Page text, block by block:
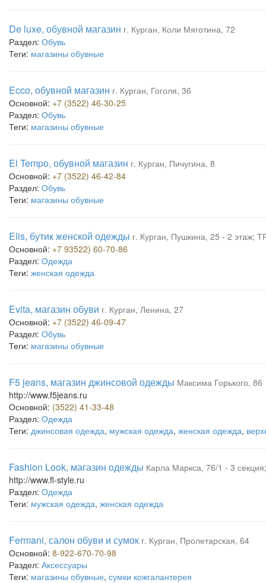
De luxe, обувной магазин г. Курган, Коли Мяготина, 72
Раздел: Обувь
Теги: магазины обувные
Ecco, обувной магазин г. Курган, Гоголя, 36
Основной: +7 (3522) 46-30-25
Раздел: Обувь
Теги: магазины обувные
El Tempo, обувной магазин г. Курган, Пичугина, 8
Основной: +7 (3522) 46-42-84
Раздел: Обувь
Теги: магазины обувные
Elis, бутик женской одежды г. Курган, Пушкина, 25 - 2 этаж;
Основной: +7 93522) 60-70-86
Раздел: Одежда
Теги: женская одежда
Evita, магазин обуви г. Курган, Ленина, 27
Основной: +7 (3522) 46-09-47
Раздел: Обувь
Теги: магазины обувные
F5 jeans, магазин джинсовой одежды Максима Горького, 86
http://www.f5jeans.ru
Основной: (3522) 41-33-48
Раздел: Одежда
Теги: джинсовая одежда, мужская одежда, женская одежда,
Fashion Look, магазин одежды Карла Маркса, 76/1 - 3
http://www.fl-style.ru
Раздел: Одежда
Теги: мужская одежда, женская одежда
Fermani, салон обуви и сумок г. Курган, Пролетарская, 64
Основной: 8-922-670-70-98
Раздел: Аксессуары
Теги: магазины обувные, сумки кожгалантерея